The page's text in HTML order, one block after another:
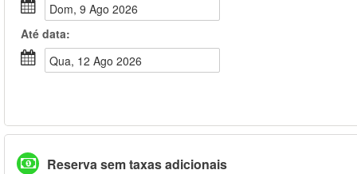
Dom, 9 Ago 2026
Até data:
Qua, 12 Ago 2026
Reserva sem taxas adicionais